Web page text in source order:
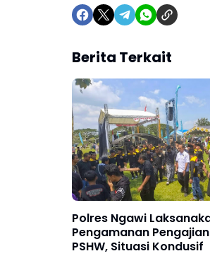
Berita Terkait
Polres Ngawi
Pengamanan
PSHW, Situasi Kondusif